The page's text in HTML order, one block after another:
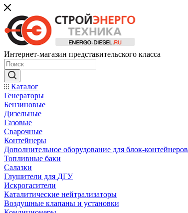
Интернет-магазин представительского класса
Каталог
Генераторы
Бензиновые
Дизельные
Газовые
Сварочные
Контейнеры
Дополнительное оборудование для блок-контейнеров
Топливные баки
Салазки
Глушители для ДГУ
Искрогасители
Каталитические нейтрализаторы
Воздушные клапаны и установки